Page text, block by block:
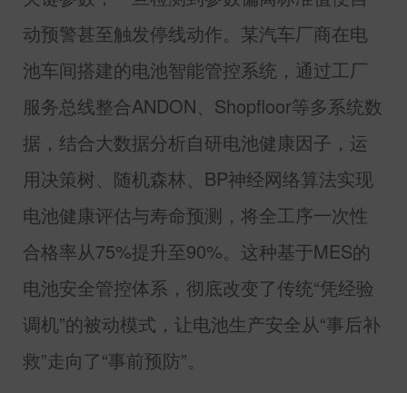
动预警甚至触发停线动作。某汽车厂商在电
池车间搭建的电池智能管控系统，通过工厂
服务总线整合ANDON、 Shopfloor等多系统数
据，结合大数据分析自研电池健康因子，运
用决策树、随机森林、 BP神经网络算法实现
电池健康评估与寿命预测，将全工序一次性
合格率从75%提升至90%。这种基于MES的
电池安全管控体系，彻底改变了传统“凭经验
调机”的被动模式，让电池生产安全从“事后补
救”走向了“事前预防”。